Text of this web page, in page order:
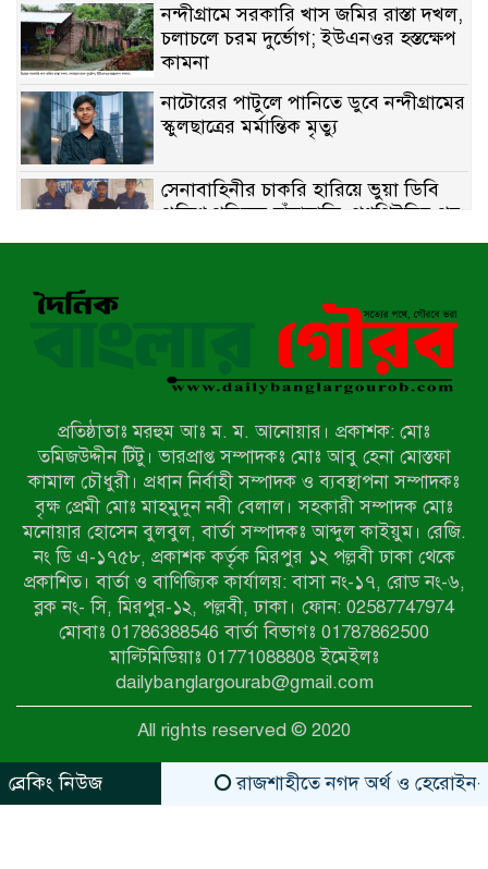
নন্দীগ্রামে সরকারি খাস জমির রাস্তা দখল,
চলাচলে চরম দুর্ভোগ; ইউএনওর হস্তক্ষেপ
কামনা
নাটোরের পাটুলে পানিতে ডুবে নন্দীগ্রামের
স্কুলছাত্রের মর্মান্তিক মৃত্যু
সেনাবাহিনীর চাকরি হারিয়ে ভুয়া ডিবি
পুলিশ পরিচয়ে চাঁদাবাজি, গণপিটুনির পর
কারাগারে প্রতারক।
প্রথম স্থান অর্জন; সংস্কৃতি অঙ্গনেও রয়েছে
তাঁর বহুমুখী প্রতিভা!
আওয়ামী সন্ত্রাসীদের দ্রুত গ্রেফতার ও
বিচারের দাবিতে নীলফামারীতে বিক্ষোভ ও
লালপুরে মাদকবিরোধী অভিযান: ৩ জনের
কারাদণ্ড ও অর্থদণ্ড
কারামুক্তির পর সাংবাদিক আরাফাত
সানিকে সংবর্ধনা, টেকনাফ উপজেলা
প্রেসক্লাবের ফুলেল শুভেচ্ছা
বাকেরগঞ্জে সাজাপ্রাপ্ত আসামি গ্রেপ্তার
মিয়ানমারের সীমান্তে স্থলমাইন বিস্ফোরণ:
উখিয়ার এক যুবকের পা বিচ্ছিন্ন
প্রতিষ্ঠাতাঃ মরহুম আঃ ম. ম. আনোয়ার। প্রকাশক: মোঃ
তমিজউদ্দীন টিটু। ভারপ্রাপ্ত সম্পাদকঃ মোঃ আবু হেনা মোস্তফা
কামাল চৌধুরী। প্রধান নির্বাহী সম্পাদক ও ব্যবস্থাপনা সম্পাদকঃ
বৃক্ষ প্রেমী মোঃ মাহমুদুন নবী বেলাল। সহকারী সম্পাদক মোঃ
মনোয়ার হোসেন বুলবুল, বার্তা সম্পাদকঃ আব্দুল কাইয়ুম। রেজি.
নং ডি এ-১৭৫৮, প্রকাশক কর্তৃক মিরপুর ১২ পল্লবী ঢাকা থেকে
প্রকাশিত। বার্তা ও বাণিজ্যিক কার্যালয়: বাসা নং-১৭, রোড নং-৬,
ব্লক নং- সি, মিরপুর-১২, পল্লবী, ঢাকা। ফোন: 02587747974
মোবাঃ 01786388546 বার্তা বিভাগঃ 01787862500
মাল্টিমিডিয়াঃ 01771088808 ইমেইলঃ
dailybanglargourab@gmail.com
All rights reserved © 2020
ব্রেকিং নিউজ
রাজশাহীতে নগদ অর্থ ও হেরোইন-সহ